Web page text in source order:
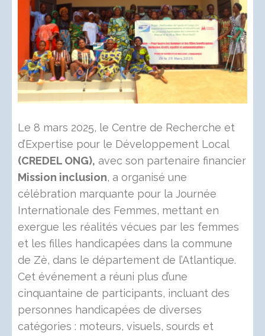
Le 8 mars 2025, le Centre de Recherche et
d’Expertise pour le Développement Local
(CREDEL ONG), avec son partenaire financier
Mission inclusion, a organisé une
célébration marquante pour la Journée
Internationale des Femmes, mettant en
exergue les réalités vécues par les femmes
et les filles handicapées dans la commune
de Zè, dans le département de l’Atlantique.
Cet événement a réuni plus d’une
cinquantaine de participants, incluant des
personnes handicapées de diverses
catégories : moteurs, visuels, sourds et